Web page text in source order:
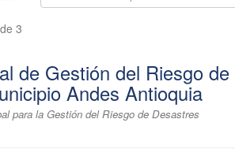
3
de Gestión del Riesgo de
Andes Antioquia
para la Gestión del Riesgo de Desastres